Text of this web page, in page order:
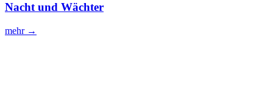
Nacht und Wächter
mehr →